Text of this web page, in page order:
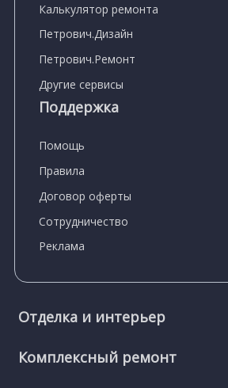
Калькулятор ремонта
Петрович.Дизайн
Петрович.Ремонт
Другие сервисы
Поддержка
Помощь
Правила
Договор оферты
Сотрудничество
Реклама
Отделка и интерьер
Комплексный ремонт